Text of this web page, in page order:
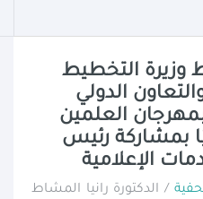
وزيرة التخطيط
الدولي
العلمين
بمشاركة رئيس
الإعلامية
/ الدكتورة رانيا المشاط